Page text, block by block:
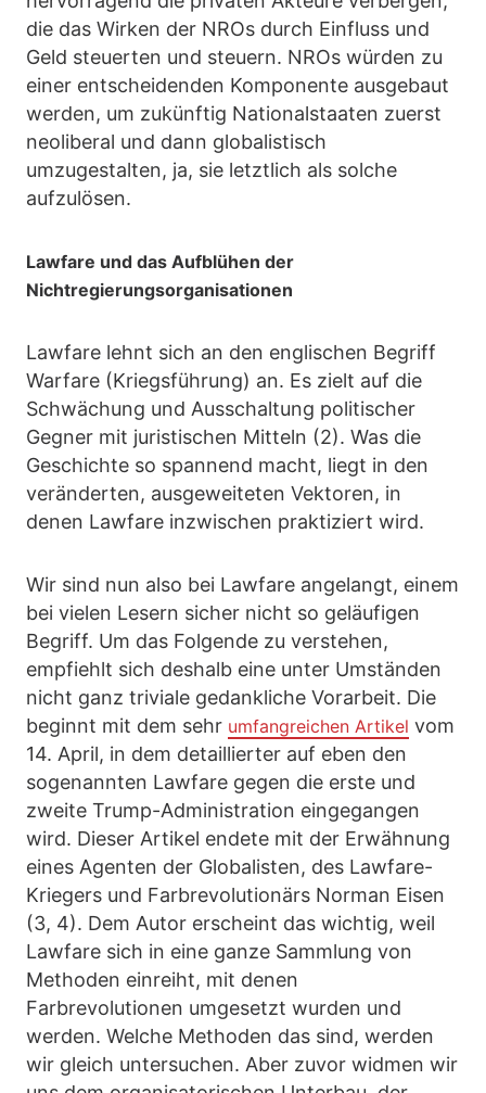
die das Wirken der NROs durch Einfluss und
Geld steuerten und steuern. NROs würden zu
einer entscheidenden Komponente ausgebaut
werden, um zukünftig Nationalstaaten zuerst
neoliberal und dann globalistisch
umzugestalten, ja, sie letztlich als solche
aufzulösen.
Lawfare und das Aufblühen der
Nichtregierungsorganisationen
Lawfare lehnt sich an den englischen Begriff
Warfare (Kriegsführung) an. Es zielt auf die
Schwächung und Ausschaltung politischer
Gegner mit juristischen Mitteln (2). Was die
Geschichte so spannend macht, liegt in den
veränderten, ausgeweiteten Vektoren, in
denen Lawfare inzwischen praktiziert wird.
Wir sind nun also bei Lawfare angelangt, einem
bei vielen Lesern sicher nicht so geläufigen
Begriff. Um das Folgende zu verstehen,
empfiehlt sich deshalb eine unter Umständen
nicht ganz triviale gedankliche Vorarbeit. Die
beginnt mit dem sehr umfangreichen Artikel vom
14. April, in dem detaillierter auf eben den
sogenannten Lawfare gegen die erste und
zweite Trump-Administration eingegangen
wird. Dieser Artikel endete mit der Erwähnung
eines Agenten der Globalisten, des Lawfare-
Kriegers und Farbrevolutionärs Norman Eisen
(3, 4). Dem Autor erscheint das wichtig, weil
Lawfare sich in eine ganze Sammlung von
Methoden einreiht, mit denen
Farbrevolutionen umgesetzt wurden und
werden. Welche Methoden das sind, werden
wir gleich untersuchen. Aber zuvor widmen wir